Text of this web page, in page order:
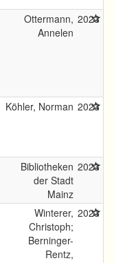
Ottermann,
Annelen
2023
Köhler, Norman 2023
Bibliotheken
der Stadt
Mainz
2023
Winterer,
Christoph;
Berninger-
Rentz,
2023